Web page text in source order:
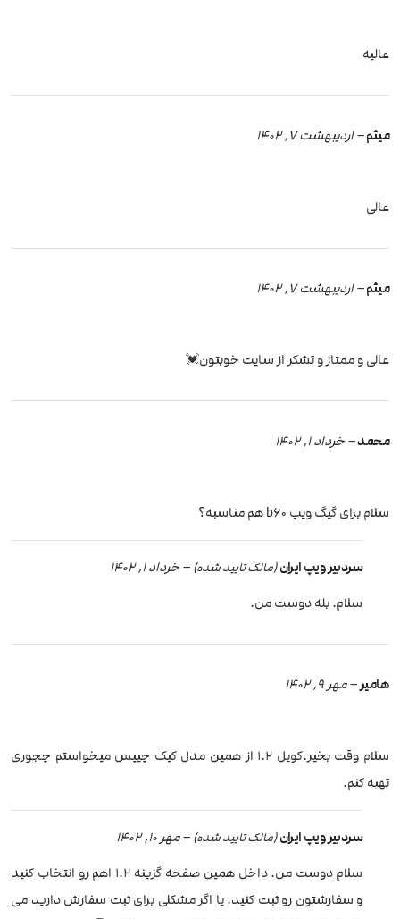
عالیه
میثم– اردیبهشت 7, 1402
عالی
میثم– اردیبهشت 7, 1402
عالی و ممتاز و تشکر از سایت خوبتون💓
محمد– خرداد 1, 1402
سلام برای گیگ ویپ b60 هم مناسبه؟
سردبیر ویپ ایران(مالک تایید شده) – خرداد 1, 1402
سلام. بله دوست من.
هامیر–مهر 9, 1402
سلام وقت بخیر.کویل ۱.۲ از همین مدل کیک چیپس میخواستم چجوری
تهیه کنم.
سردبیر ویپ ایران(مالک تایید شده) – مهر 10, 1402
سلام دوست من. داخل همین صفحه گزینه 1.2 اهم رو انتخاب کنید
و سفارشتون رو ثبت کنید. یا اگر مشکلی برای ثبت سفارش دارید می